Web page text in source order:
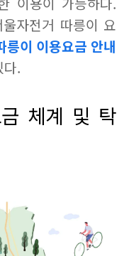
자전거 따릉이 요
릉이 이용요금 안내
.
체계 및 탁